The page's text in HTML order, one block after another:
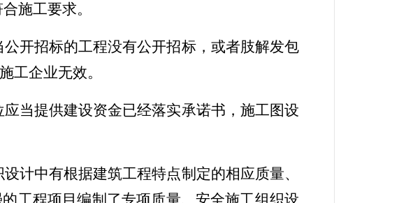
施工要求。
开招标的工程没有公开招标，或者肢解发包
工企业无效。
当提供建设资金已经落实承诺书，施工图设
计中有根据建筑工程特点制定的相应质量、
工程项目编制了专项质量、安全施工组织设